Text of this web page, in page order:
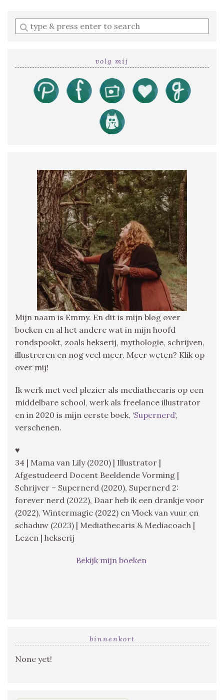
Enter
a
volg mij
Mijn naam is Emmy. En dit is mijn blog over
boeken en al het andere wat in mijn hoofd
rondspookt, zoals hekserij, mythologie, schrijven,
illustreren en nog veel meer. Meer weten? Klik op
over mij!
Ik werk met veel plezier als mediathecaris op een
middelbare school, werk als freelance illustrator
en in 2020 is mijn eerste boek, ‘Supernerd‘,
verschenen.
♥
34 | Mama van Lily (2020) | Illustrator |
Afgestudeerd Docent Beeldende Vorming |
Schrijver – Supernerd (2020), Supernerd 2:
forever nerd (2022), Daar heb ik een drankje voor
(2022), Wintermagie (2022) en Vloek van vuur en
schaduw (2023) | Mediathecaris & Mediacoach |
Lezen | hekserij
Bekijk mijn boeken
binnenkort
None yet!